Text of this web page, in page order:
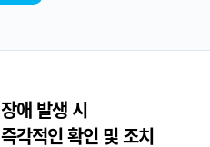
장애 발생 시
즉각적인 확인 및 조치